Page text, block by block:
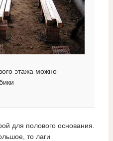
этажа можно
для полового основания.
то лаги